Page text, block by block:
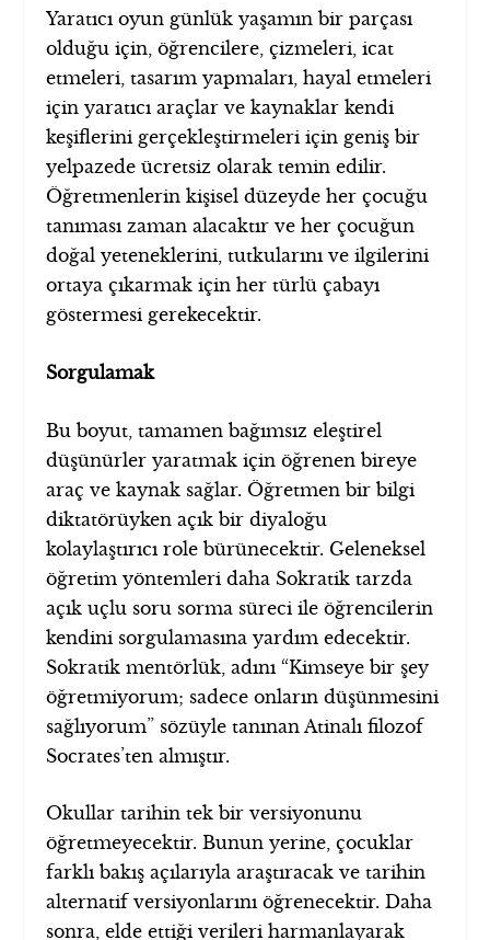
Yaratıcı oyun günlük yaşamın bir parçası
olduğu için, öğrencilere, çizmeleri, icat
etmeleri, tasarım yapmaları, hayal etmeleri
için yaratıcı araçlar ve kaynaklar kendi
keşiflerini gerçekleştirmeleri için geniş bir
yelpazede ücretsiz olarak temin edilir.
Öğretmenlerin kişisel düzeyde her çocuğu
tanıması zaman alacaktır ve her çocuğun
doğal yeteneklerini, tutkularını ve ilgilerini
ortaya çıkarmak için her türlü çabayı
göstermesi gerekecektir.
Sorgulamak
Bu boyut, tamamen bağımsız eleştirel
düşünürler yaratmak için öğrenen bireye
araç ve kaynak sağlar. Öğretmen bir bilgi
diktatörüyken açık bir diyaloğu
kolaylaştırıcı role bürünecektir. Geleneksel
öğretim yöntemleri daha Sokratik tarzda
açık uçlu soru sorma süreci ile öğrencilerin
kendini sorgulamasına yardım edecektir.
Sokratik mentörlük, adını “Kimseye bir şey
öğretmiyorum; sadece onların düşünmesini
sağlıyorum” sözüyle tanınan Atinalı filozof
Socrates’ten almıştır.
Okullar tarihin tek bir versiyonunu
öğretmeyecektir. Bunun yerine, çocuklar
farklı bakış açılarıyla araştıracak ve tarihin
alternatif versiyonlarını öğrenecektir. Daha
sonra, elde ettiği verileri harmanlayarak